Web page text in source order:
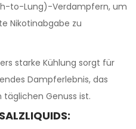
to-Lung)-Verdampfern, um
Nikotinabgabe zu
starke Kühlung sorgt für
Dampferlebnis, das
Genuss ist.